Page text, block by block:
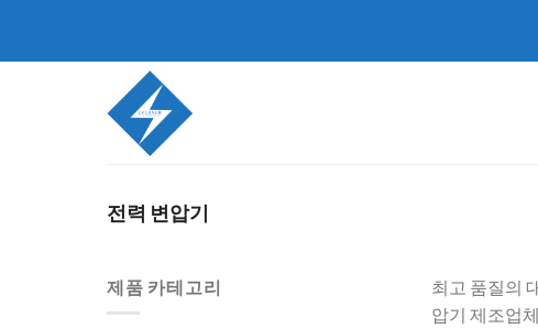
츠
전력 변압기
제품 카테고리
최고 품질의
압기 제조업